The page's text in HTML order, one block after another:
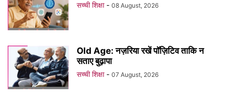
सच्ची शिक्षा - 08 August, 2026
Old Age: नज़रिया रखें पॉज़िटिव ताकि न
सताए बुढ़ापा
सच्ची शिक्षा - 07 August, 2026